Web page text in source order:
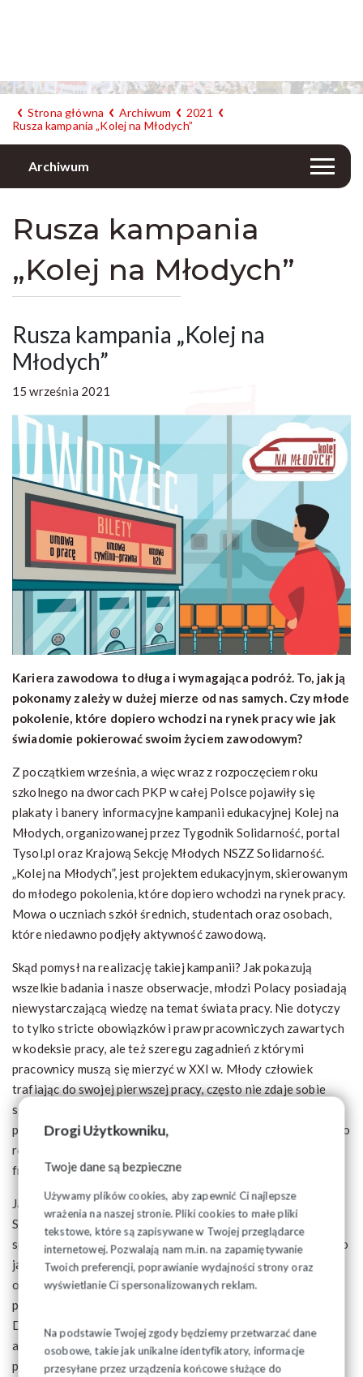
Drogi Użytkowniku,
Twoje dane są bezpieczne
Używamy plików cookies, aby zapewnić Ci najlepsze
wrażenia na naszej stronie. Pliki cookies to małe pliki
tekstowe, które są zapisywane w Twojej przeglądarce
internetowej. Pozwalają nam m.in. na zapamiętywanie
Twoich preferencji, poprawianie wydajności strony oraz
wyświetlanie Ci spersonalizowanych reklam.
Na podstawie Twojej zgody będziemy przetwarzać dane
osobowe, takie jak unikalne identyfikatory, informacje
przesyłane przez urządzenia końcowe służące do
Strona główna Archiwum
2021
Rusza kampania „Kolej na Młodych”
Archiwum
Rusza kampania
„Kolej na Młodych”
Rusza kampania „Kolej na
Młodych”
15 września 2021
Kariera zawodowa to długa i wymagająca podróż. To, jak ją
pokonamy zależy w dużej mierze od nas samych. Czy młode
pokolenie, które dopiero wchodzi na rynek pracy wie jak
świadomie pokierować swoim życiem zawodowym?
Z początkiem września, a więc wraz z rozpoczęciem roku
szkolnego na dworcach PKP w całej Polsce pojawiły się
plakaty i banery informacyjne kampanii edukacyjnej Kolej na
Młodych, organizowanej przez Tygodnik Solidarność, portal
Tysol.pl oraz Krajową Sekcję Młodych NSZZ Solidarność.
„Kolej na Młodych”, jest projektem edukacyjnym, skierowanym
do młodego pokolenia, które dopiero wchodzi na rynek pracy.
Mowa o uczniach szkół średnich, studentach oraz osobach,
które niedawno podjęły aktywność zawodową.
Skąd pomysł na realizację takiej kampanii? Jak pokazują
wszelkie badania i nasze obserwacje, młodzi Polacy posiadają
niewystarczającą wiedzę na temat świata pracy. Nie dotyczy
to tylko stricte obowiązków i praw pracowniczych zawartych
w kodeksie pracy, ale też szeregu zagadnień z którymi
pracownicy muszą się mierzyć w XXI w. Młody człowiek
trafiając do swojej pierwszej pracy, często nie zdaje sobie
sprawy z tego co może, co musi, a czego absolutnie nie
powinien robić jako pracownik. Daje to przestrzeń do różnego
rodzaju nieporozumień, nadużyć, a w dalszej kolejności do
frustracji i konfliktów na linii pracownik-pracodawca.
Jako redakcja Tygodnik Solidarność i Tysol.pl wraz z Krajową
Sekcją Młodych NSZZ Solidarność chcemy w przystępny
sposób przekazać młodemu pokoleniu, że mogą wpływać na to
jak wygląda ich miejsce pracy, że warto wziąć za nie
odpowiedzialność i stać się pracownikiem świadomym, a
przede wszystkim zaangażowanym w życie zakładu pracy.
Dbanie o własne warunki pracy zaprocentuje nie tylko jemu,
ale też pracodawcy na lata. Tak zorientowana osoba
przestanie być jedynie „turystą” w przedsiębiorstwie, który